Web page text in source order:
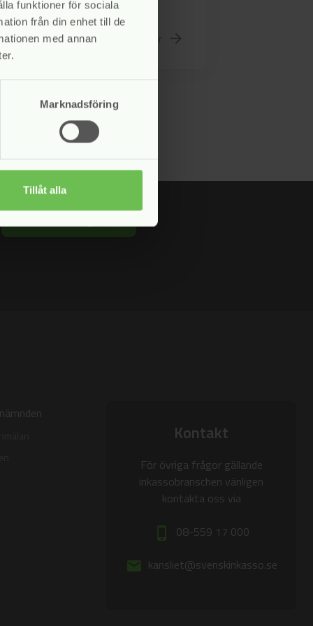
funktioner för sociala
från din enhet till de
med annan
Marknadsföring
Tillåt alla
arrow_forward
Kontakt
För övriga frågor gällande
inkassobranschen vänligen
kontakta oss via
phone_iphone 08-559 17 000
email kansliet@svenskinkasso.se